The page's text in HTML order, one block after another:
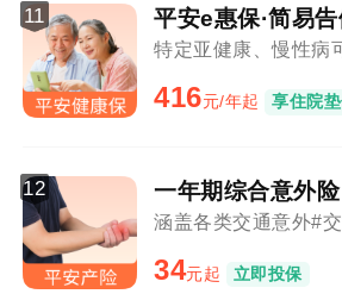
11 平安e惠保·简易
416元/年起 享住院
12 一年期综合意外险
34元起 立即投保